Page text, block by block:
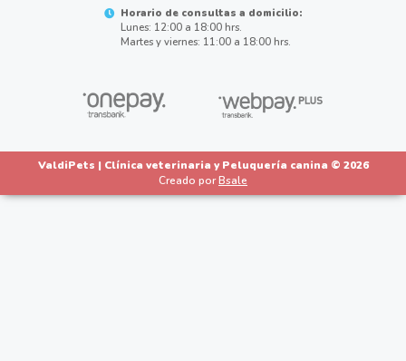
Horario de consultas a domicilio:
Lunes: 12:00 a 18:00 hrs.
Martes y viernes: 11:00 a 18:00 hrs.
ValdiPets | Clínica veterinaria y Peluquería canina © 2026
Creado porBsale